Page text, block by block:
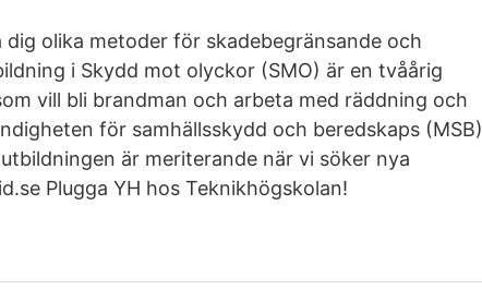
olika metoder för skadebegränsande och
i Skydd mot olyckor (SMO) är en tvåårig
vill bli brandman och arbeta med räddning och
för samhällsskydd och beredskaps (MSB)
är meriterande när vi söker nya
Plugga YH hos Teknikhögskolan!